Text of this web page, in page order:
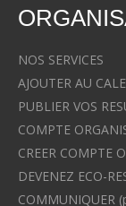
NOS SERVICES
AJOUTER AU
PUBLIER VOS
COMPTE
CREER COMPTE
DEVENEZ ECO-
COMMUNIQUER